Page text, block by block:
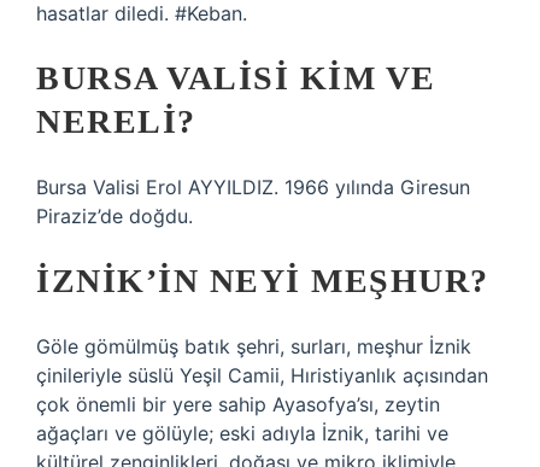
hasatlar diledi. #Keban.
BURSA VALISI KIM VE
NERELI?
Bursa Valisi Erol AYYILDIZ. 1966 yılında Giresun
Piraziz’de doğdu.
İZNIK’IN NEYI MEŞHUR?
Göle gömülmüş batık şehri, surları, meşhur İznik
çinileriyle süslü Yeşil Camii, Hıristiyanlık açısından
çok önemli bir yere sahip Ayasofya’sı, zeytin
ağaçları ve gölüyle; eski adıyla İznik, tarihi ve
kültürel zenginlikleri, doğası ve mikro iklimiyle